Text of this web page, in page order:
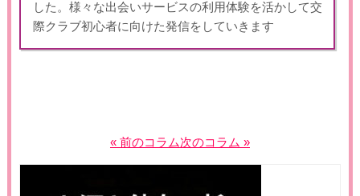
した。様々な出会いサービスの利用体験を活かして交
際クラブ初心者に向けた発信をしていきます
« 前のコラム次のコラム »